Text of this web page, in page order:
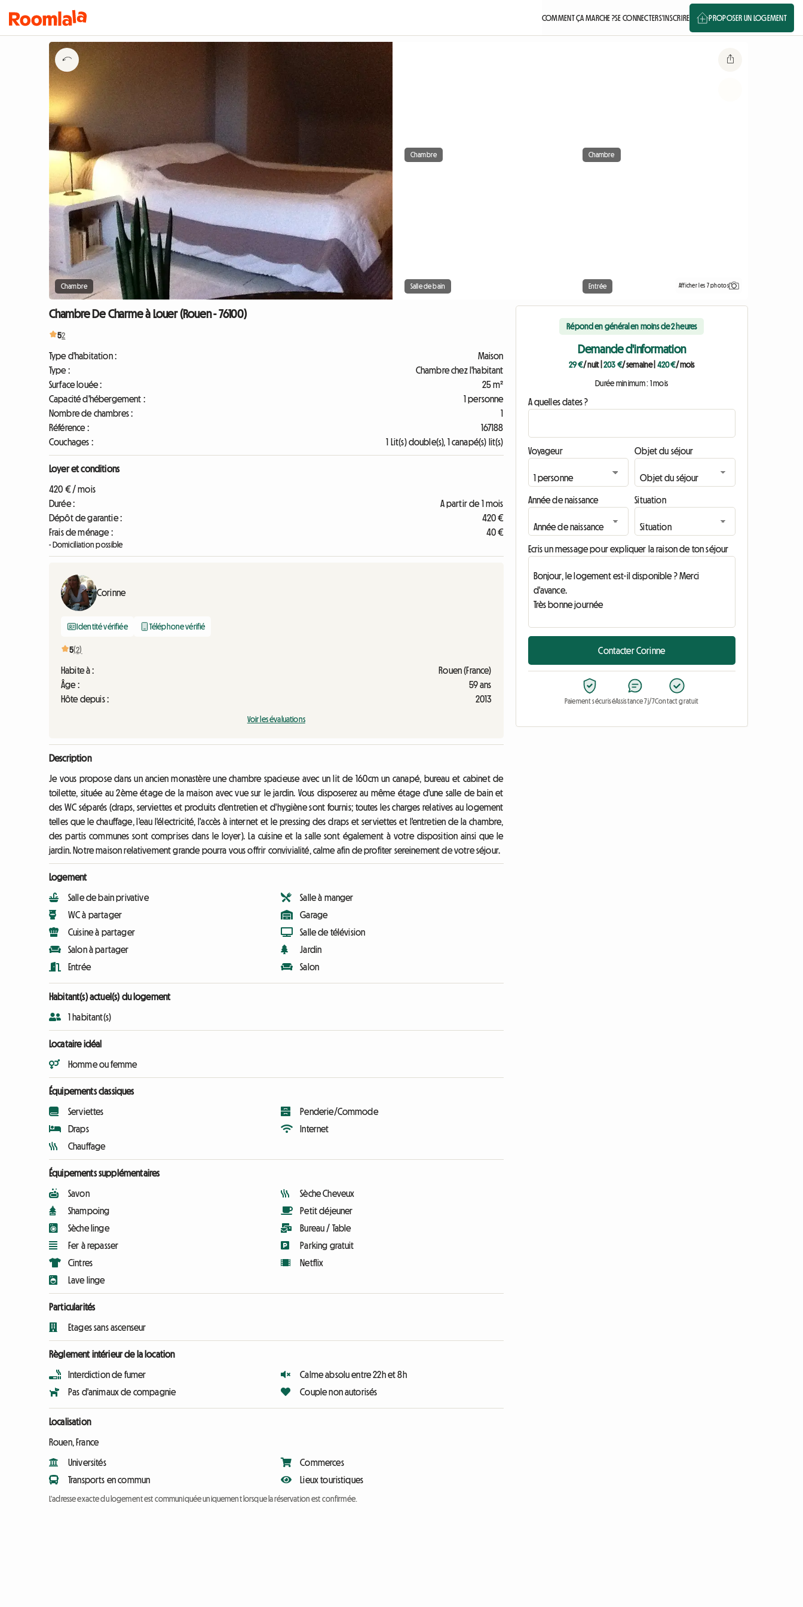
COMMENT ÇA MARCHE ?SE CONNECTERS'INSCRIRE PROPOSER UN LOGEMENT
Chambre
Chambre Chambre
Salle de bain Entrée Afficher les 7 photos
Chambre De Charme à Louer (Rouen - 76100)
52
Type d'habitation :
Maison
Type :
Chambre chez l'habitant
Surface louée :
25 m²
Capacité d'hébergement :
1 personne
Nombre de chambres :
1
Référence :
167188
Couchages :
1 Lit(s) double(s), 1 canapé(s) lit(s)
Loyer et conditions
420 € / mois
Durée :
A partir de 1 mois
Dépôt de garantie :
420 €
Frais de ménage :
40 €
- Domiciliation possible
Corinne
Identité vérifiée Téléphone vérifié
5(2)
Habite à :
Rouen (France)
Âge :
59 ans
Hôte depuis :
2013
Voir les évaluations
Description
Je vous propose dans un ancien monastère une chambre spacieuse avec un lit de 160cm un canapé, bureau et cabinet de
toilette, située au 2ème étage de la maison avec vue sur le jardin. Vous disposerez au même étage d'une salle de bain et
des WC séparés (draps, serviettes et produits d'entretien et d'hygiène sont fournis; toutes les charges relatives au logement
telles que le chauffage, l'eau l'électricité, l'accès à internet et le pressing des draps et serviettes et l'entretien de la chambre,
des partis communes sont comprises dans le loyer). La cuisine et la salle sont également à votre disposition ainsi que le
jardin. Notre maison relativement grande pourra vous offrir convivialité, calme afin de profiter sereinement de votre séjour.
Logement
Salle de bain privative
WC à partager
Cuisine à partager
Salon à partager
Entrée
Salle à manger
Garage
Salle de télévision
Jardin
Salon
Habitant(s) actuel(s) du logement
1 habitant(s)
Locataire idéal
Homme ou femme
Équipements classiques
Serviettes
Draps
Chauffage
Penderie/Commode
Internet
Équipements supplémentaires
Savon
Shampoing
Sèche linge
Fer à repasser
Cintres
Lave linge
Sèche Cheveux
Petit déjeuner
Bureau / Table
Parking gratuit
Netflix
Particularités
Etages sans ascenseur
Règlement intérieur de la location
Interdiction de fumer
Pas d'animaux de compagnie
Calme absolu entre 22h et 8h
Couple non autorisés
Localisation
Rouen, France
Universités
Transports en commun
Commerces
Lieux touristiques
L'adresse exacte du logement est communiquée uniquement lorsque la réservation est confirmée.
Répond en général en moins de 2 heures
Demande d'information
29 €/ nuit|203 €/ semaine| 420 €/ mois
Durée minimum : 1 mois
A quelles dates ?
Voyageur Objet du séjour
Année de naissance Situation
Ecris un message pour expliquer la raison de ton séjour
Contacter Corinne
Paiement sécuriséAssistance 7j/7Contact gratuit